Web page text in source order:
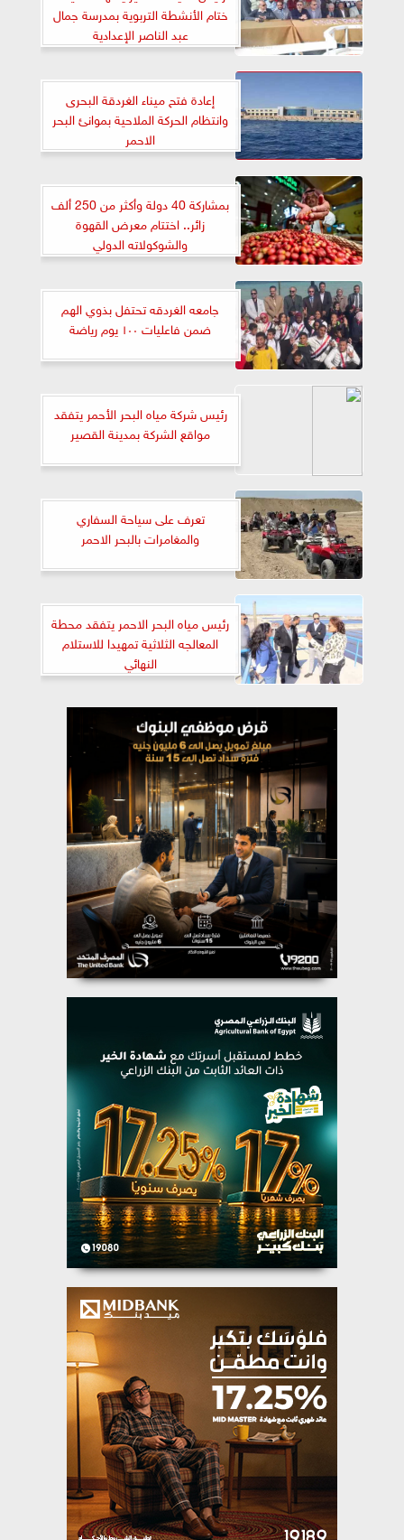
ختام الأنشطة التربوية بمدرسة جمال
عبد الناصر الإعدادية
إعادة فتح ميناء الغردقة البحرى
وانتظام الحركة الملاحية بموانئ البحر
الاحمر
بمشاركة 40 دولة وأكثر من 250 ألف
زائر.. اختتام معرض القهوة
والشوكولاته الدولي
جامعه الغردقه تحتفل بذوي الهم
ضمن فاعليات ١٠٠ يوم رياضة
رئيس شركة مياه البحر الأحمر يتفقد
مواقع الشركة بمدينة القصير
تعرف على سياحة السفاري
والمغامرات بالبحر الاحمر
رئيس مياه البحر الاحمر يتفقد محطة
المعالجه الثلاثية تمهيدا للاستلام
النهائي